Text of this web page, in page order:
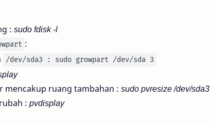
: sudo fdisk -l
:
/dev/sda3 : sudo growpart /dev/sda 3
mencakup ruang tambahan : sudo pvresize /dev/sda3
: pvdisplay